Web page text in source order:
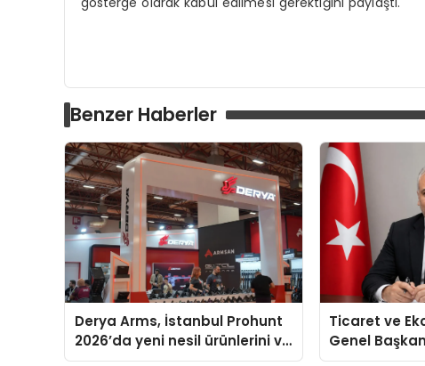
Benzer Haberler
Derya Arms, İstanbul Prohunt
2026’da yeni nesil ürünlerini ve
global marka vizyonunu
Ticaret ve
Genel
Ulutaş,